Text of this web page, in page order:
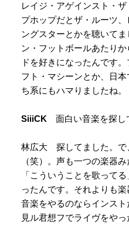
レイジ・アゲインスト・
プホップだとザ・ルーツ
ングスターとかを聴いて
ン・フットボールあたり
ドを好きになったんです
フト・マシーンとか、日
ち系にもハマりましたね。
SiiiCK 面白い音楽を探し
林広大 探してました。で
（笑）。声も一つの楽器
「こういうことを歌って
ったんです。それよりも
音楽をやるのならインス
見ル君想フでライヴをや